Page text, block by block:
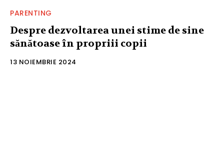
PARENTING
Despre dezvoltarea unei stime de sine
sănătoase în propriii copii
13 NOIEMBRIE 2024